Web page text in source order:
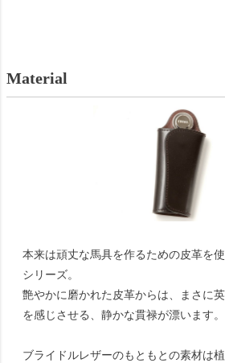
Material
本来は頑丈な馬具を作るための皮革を
シリーズ。
艶やかに磨かれた皮革からは、まさに
を感じさせる、静かな貫禄が漂います。
ブライドルレザーのもともとの素材は